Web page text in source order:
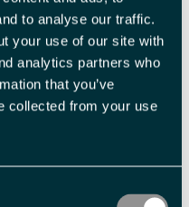
to analyse our traffic.
your use of our site with
analytics partners who
that you’ve
collected from your use